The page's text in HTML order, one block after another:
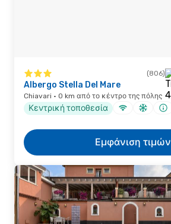
(806)
Albergo Stella Del Mare
Chiavari · 0 km από το κέντρο της πόλης
Κεντρική τοποθεσία
Εμφάνιση τιμών